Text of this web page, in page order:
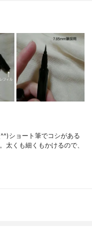
ショート筆でコシがある
太くも細くもかけるので、